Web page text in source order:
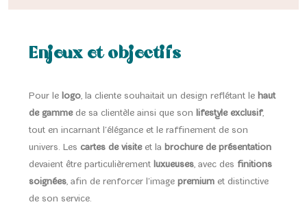
Enjeux et objectifs
Pour le logo, la cliente souhaitait un design reflétant le haut
de gammede sa clientèle ainsi que son lifestyle exclusif,
tout en incarnant l’élégance et le raffinement de son
univers. Les cartes de visiteet la brochure de présentation
devaient être particulièrement luxueuses, avec des finitions
soignées, afin de renforcer l’image premium et distinctive
de son service.